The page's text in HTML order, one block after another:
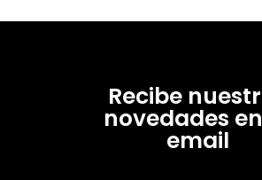
Recibe
novedades
email